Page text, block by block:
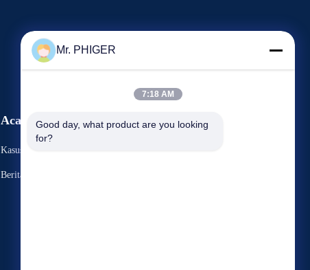
Acara
Kasus-Kasus
Berita
Meminta Kutipan
Mr. PHIGER
7:18 AM
Good day, what product are you looking
for?